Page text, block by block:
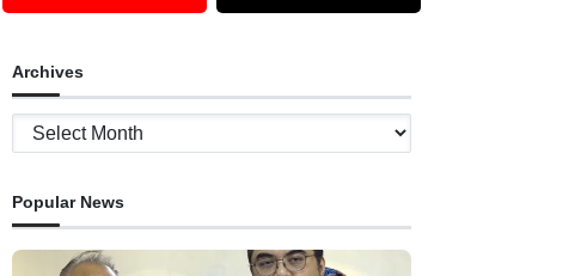
Archives
Archives
Popular News